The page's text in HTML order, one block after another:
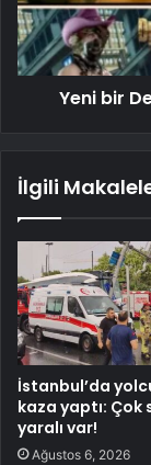
Yeni bir
İlgili
İstanbul’da
kaza yaptı: Çok
yaralı var!
Ağustos 6, 2026